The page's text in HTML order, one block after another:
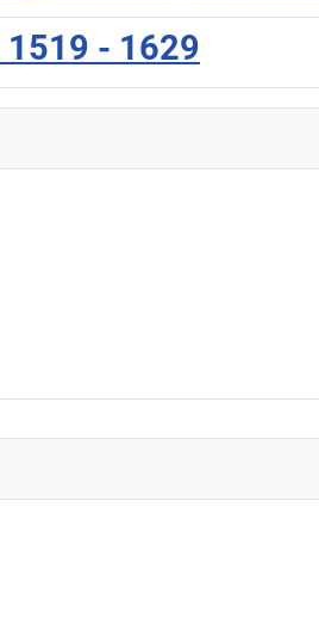
1519 - 1629